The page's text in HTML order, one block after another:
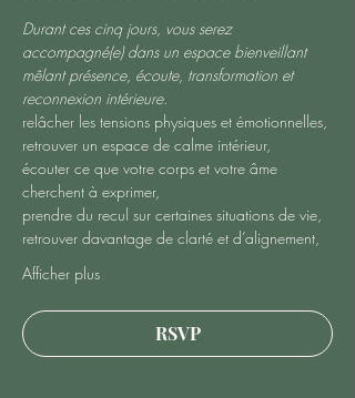
Durant ces cinq jours, vous serez
accompagné(e) dans un espace bienveillant
mêlant présence, écoute, transformation et
reconnexion intérieure.
relâcher les tensions physiques et émotionnelles,
retrouver un espace de calme intérieur,
écouter ce que votre corps et votre âme
cherchent à exprimer,
prendre du recul sur certaines situations de vie,
retrouver davantage de clarté et d’alignement,
Afficher plus
RSVP